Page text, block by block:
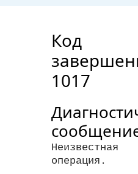
Код
1017
операция.